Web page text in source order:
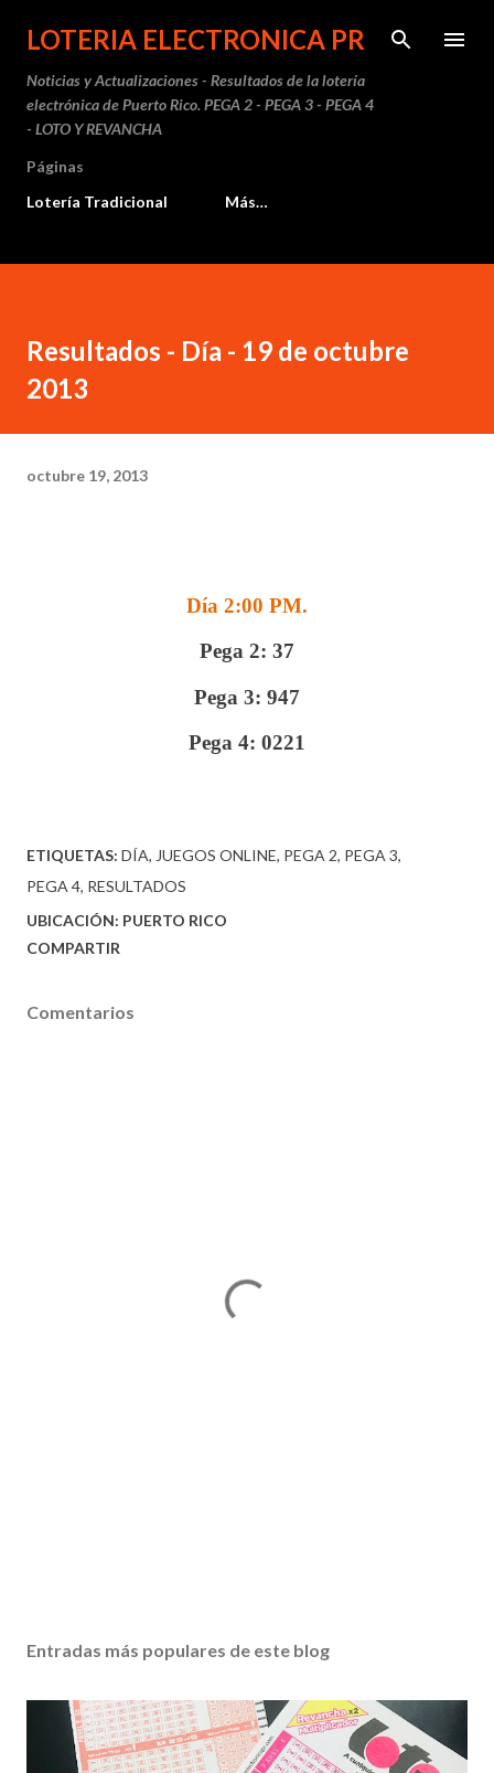
Ir al contenido principal
LOTERIA ELECTRONICA PR
Noticias y Actualizaciones - Resultados de la lotería
electrónica de Puerto Rico. PEGA 2 - PEGA 3 - PEGA 4
- LOTO Y REVANCHA
Páginas
Lotería Tradicional
Más…
Resultados - Día - 19 de octubre
2013
octubre 19, 2013
Día 2:00 PM.
Pega 2: 37
Pega 3: 947
Pega 4: 0221
ETIQUETAS: DÍA JUEGOS ONLINE PEGA 2 PEGA 3
PEGA 4 RESULTADOS
UBICACIÓN: PUERTO RICO
COMPARTIR
Comentarios
Entradas más populares de este blog